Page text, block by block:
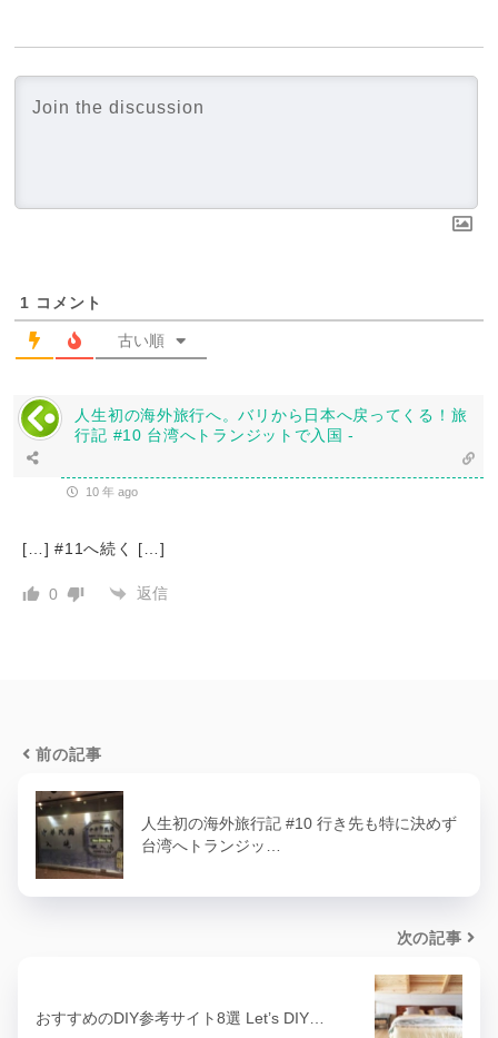
1 コメント
古い順
人生初の海外旅行へ。バリから日本へ戻ってくる！旅
行記 #10 台湾へトランジットで入国 -
10 年 ago
[…] #11へ続く […]
0 返信
前の記事
人生初の海外旅行記 #10 行き先も特に決めず
台湾へトランジッ…
次の記事
おすすめのDIY参考サイト8選 Let’s DIY…